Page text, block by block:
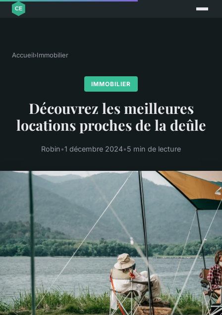
Accueil›Immobilier
IMMOBILIER
Découvrez les meilleures
locations proches de la deûle
Robin•1 décembre 2024•5 min de lecture